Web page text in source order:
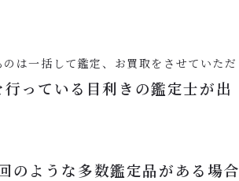
は一括して鑑定、お買取をさせていただ
っている目利きの鑑定士が出
のような多数鑑定品がある場合